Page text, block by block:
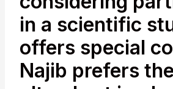
in a scientific
offers special
Najib prefers